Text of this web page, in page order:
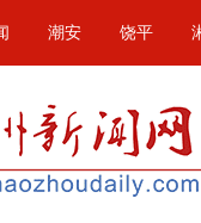
潮安 饶平